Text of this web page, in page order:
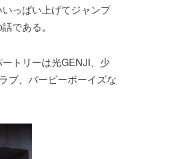
っぱい上げてジャンプ
である。
トリーは光GENJI、少
ブ、バービーボーイズな